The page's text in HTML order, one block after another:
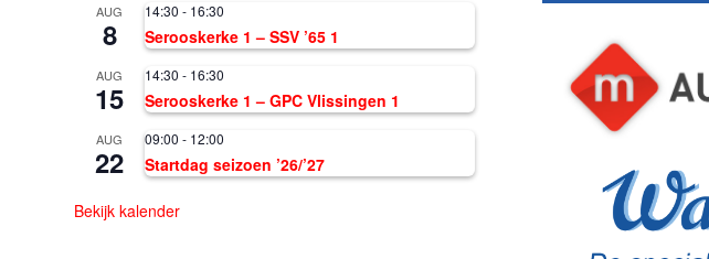
AUG
8
14:30 - 16:30
Serooskerke 1 – SSV ’65 1
AUG
15
14:30 - 16:30
Serooskerke 1 – GPC Vlissingen 1
AUG
22
09:00 - 12:00
Startdag seizoen ’26/’27
Bekijk kalender